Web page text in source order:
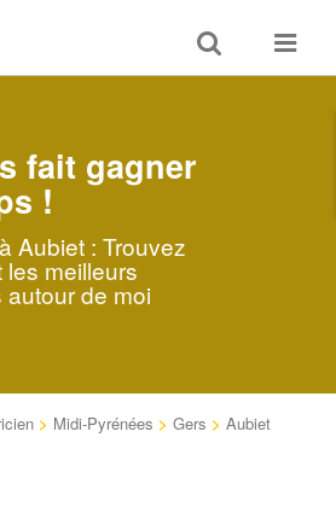
Toggle
search
Toggle
fait gagner
!
Aubiet : Trouvez
meilleurs
de moi
> Midi-Pyrénées > Gers > Aubiet